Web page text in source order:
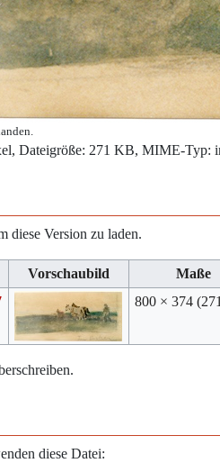
Dateigröße: 271 KB, MIME-Typ:
diese Version zu laden.
Vorschaubild Maße
800 × 374
diese Datei: